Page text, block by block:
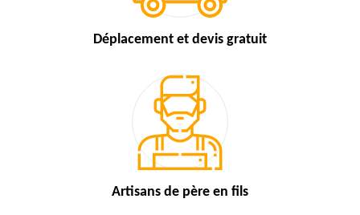
Déplacement et devis gratuit
Artisans de père en fils